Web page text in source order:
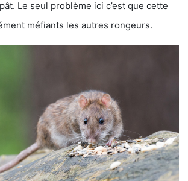
Le seul problème ici c’est que cette
méfiants les autres rongeurs.